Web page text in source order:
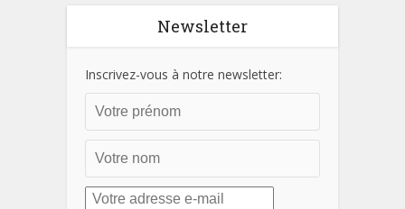
Newsletter
Inscrivez-vous à notre newsletter: